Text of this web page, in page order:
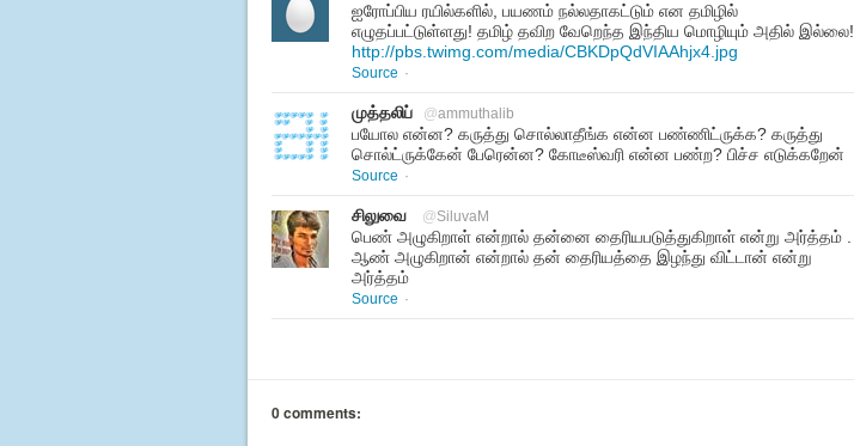
ஐரோப்பிய ரயில்களில், பயணம் நல்லதாகட்டும் என தமிழில்
எழுதப்பட்டுள்ளது! தமிழ் தவிற வேறெந்த இந்திய மொழியும் அதில் இல்லை!
http://pbs.twimg.com/media/CBKDpQdVIAAhjx4.jpg
Source ·
முத்தலிப் @ammuthalib
பயோல என்ன? கருத்து சொல்லாதீங்க என்ன பண்ணிட்ருக்க? கருத்து
சொல்ட்ருக்கேன் பேரென்ன? கோடீஸ்வரி என்ன பண்ற? பிச்ச எடுக்கறேன்
Source ·
சிலுவை @SiluvaM
பெண் அழுகிறாள் என்றால் தன்னை தைரியபடுத்துகிறாள் என்று அர்த்தம் . .
ஆண் அழுகிறான் என்றால் தன் தைரியத்தை இழந்து விட்டான் என்று
அர்த்தம்
Source ·
0 comments: